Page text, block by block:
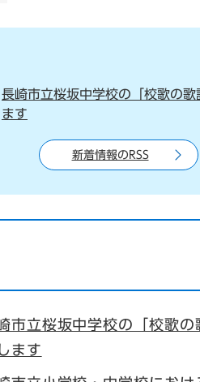
長崎市立桜坂中学校の「校歌の
ます
新着情報のRSS
市立桜坂中学校の「校歌
ます